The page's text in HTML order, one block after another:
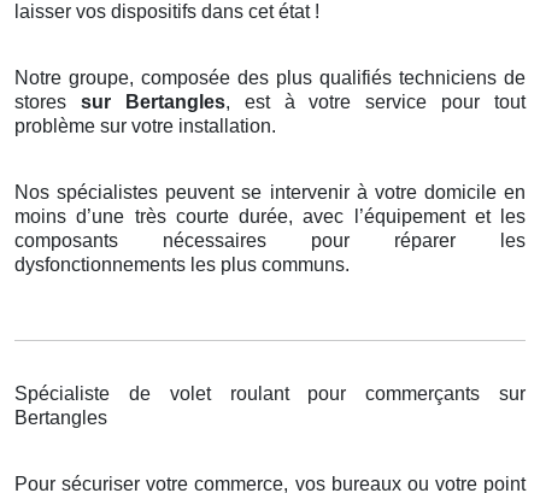
laisser vos dispositifs dans cet état !
Notre groupe, composée des plus qualifiés techniciens de
stores sur Bertangles, est à votre service pour tout
problème sur votre installation.
Nos spécialistes peuvent se intervenir à votre domicile en
moins d’une très courte durée, avec l’équipement et les
composants nécessaires pour réparer les
dysfonctionnements les plus communs.
Spécialiste de volet roulant pour commerçants sur
Bertangles
Pour sécuriser votre commerce, vos bureaux ou votre point